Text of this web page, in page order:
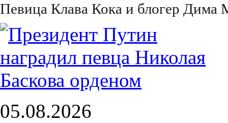
Певица Клава Кока и блогер Дима
05.08.2026